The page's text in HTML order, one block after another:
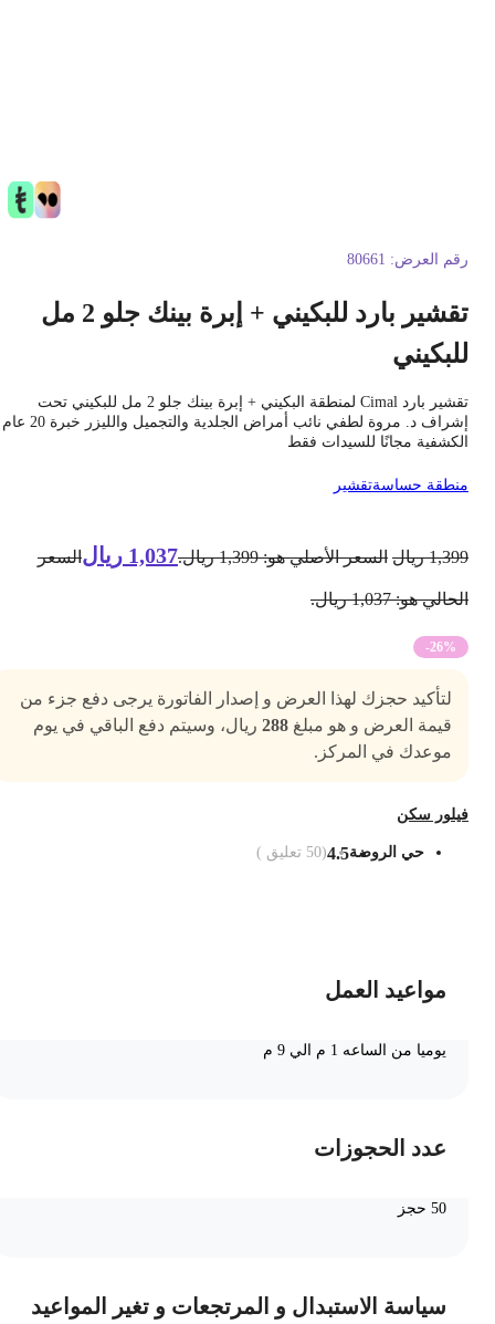
العرض: 80661
تقشير بارد للبكيني + إبرة بينك جلو 2 مل
تقشير بارد Cimal لمنطقة البكيني + إبرة بينك جلو 2 مل للبكيني تحت
إشراف د. مروة لطفي نائب أمراض الجلدية والتجميل والليزر خبرة 20 عام
مجانًا للسيدات فقط
حساسةتقشير
ريال السعر الأصلي هو: 1,399 ريال. 1,037 ريال السعر
هو: 1,037 ريال.
-26%
لتأكيد حجزك لهذا العرض و إصدار الفاتورة يرجى دفع جزء من
قيمة العرض و هو مبلغ288 ريال، وسيتم دفع الباقي في يوم
موعدك في المركز.
سكن
حي الروضة 4.5
(
50تعليق )
مواعيد العمل
يوميا من الساعه 1 م الي 9 م
عدد الحجوزات
سياسة الاستبدال و المرتجعات و تغير المواعيد